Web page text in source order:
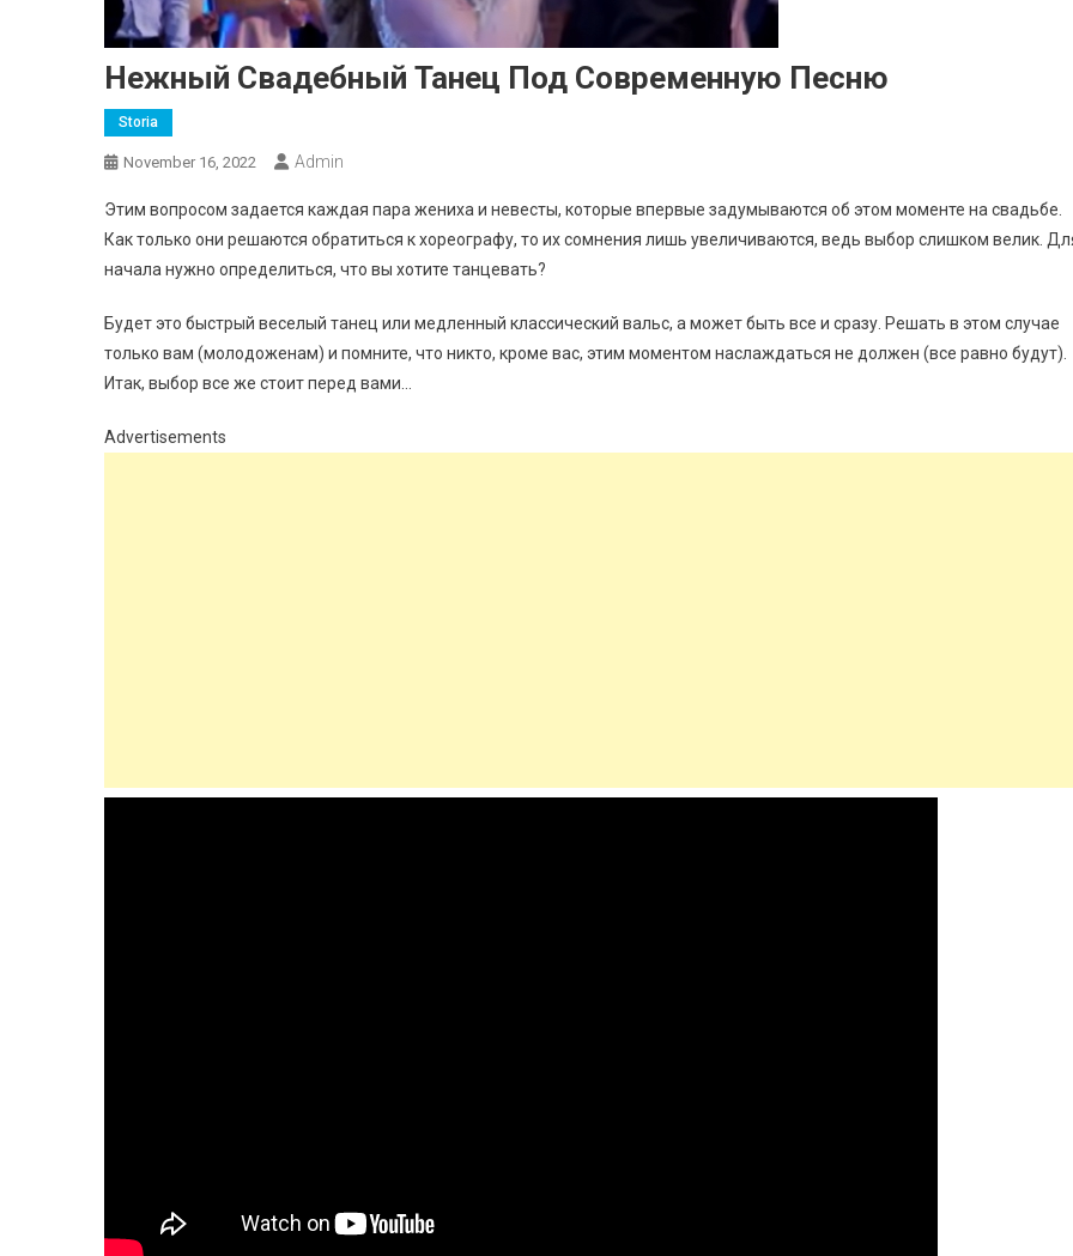
Нежный Свадебный Танец Под Современную Песню
Storia
November 16, 2022 Admin
Этим вопросом задается каждая пара жениха и невесты, которые впервые задумываются об этом моменте на свадьбе.
Как только они решаются обратиться к хореографу, то их сомнения лишь увеличиваются, ведь выбор слишком велик.
начала нужно определиться, что вы хотите танцевать?
Будет это быстрый веселый танец или медленный классический вальс, а может быть все и сразу. Решать в этом случае
только вам (молодоженам) и помните, что никто, кроме вас, этим моментом наслаждаться не должен (все равно будут).
Итак, выбор все же стоит перед вами…
Advertisements